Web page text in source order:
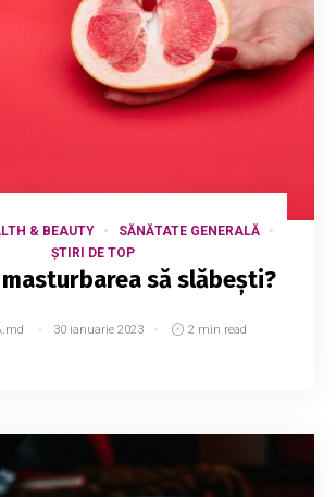
& BEAUTY
SĂNĂTATE GENERALĂ
ȘTIRI DE TOP
să slăbești?
30 ianuarie 2023 2 min read